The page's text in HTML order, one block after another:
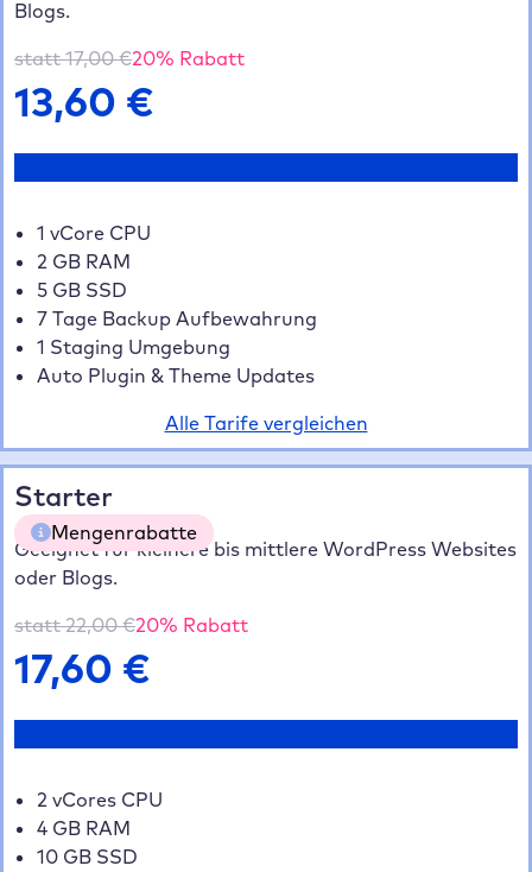
Blogs.
statt17,00€20% Rabatt
13,60 €
1 vCore CPU
2 GB RAM
5 GB SSD
7 Tage Backup Aufbewahrung
1 Staging Umgebung
Auto Plugin & Theme Updates
Alle Tarife vergleichen
Starter
Mengenrabatte
5 Websites
10 Websites35% gespart
Geeignet für kleinere bis mittlere WordPress Websites
oder Blogs.
statt22,00€20% Rabatt
17,60 €
2 vCores CPU
4 GB RAM
10 GB SSD